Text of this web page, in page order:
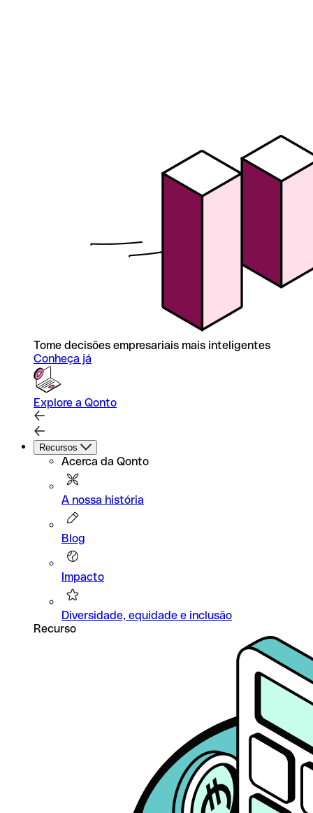
Tome decisões empresariais mais inteligentes
Conheça já
Explore a Qonto
Recursos
Acerca da Qonto
A nossa história
Blog
Impacto
Diversidade, equidade e inclusão
Recurso